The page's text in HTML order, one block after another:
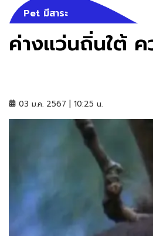
Pet มีสาระ
ค่างแว่นถิ่นใต้
03 ม.ค. 2567 | 10:25 น.